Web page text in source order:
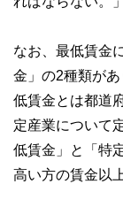
なお、最低賃金
金」の2種類が
低賃金とは都道
定産業について
低賃金」と「特
高い方の賃金以